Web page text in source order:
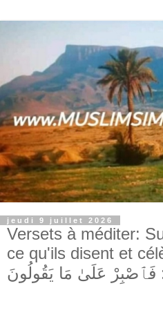
jeudi 9 juillet 2026
Versets à méditer:
ce qu'ils disent et
فَٱصْبِرْ عَلَىٰ مَا يَقُولُونَ